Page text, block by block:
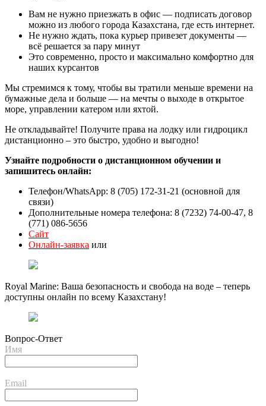
Вам не нужно приезжать в офис — подписать договор
можно из любого города Казахстана, где есть интернет.
Не нужно ждать, пока курьер привезет документы —
всё решается за пару минут
Это современно, просто и максимально комфортно для
наших курсантов
Мы стремимся к тому, чтобы вы тратили меньше времени на
бумажные дела и больше — на мечты о выходе в открытое
море, управлении катером или яхтой.
Не откладывайте! Получите права на лодку или гидроцикл
дистанционно – это быстро, удобно и выгодно!
Узнайте подробности о дистанционном обучении и
запишитесь онлайн:
Телефон/WhatsApp: 8 (705) 172-31-21 (основной для
связи)
Дополнительные номера телефона: 8 (7232) 74-00-47, 8
(771) 086-5656
Сайт
Онлайн-заявка или
Royal Marine: Ваша безопасность и свобода на воде – теперь
доступны онлайн по всему Казахстану!
Вопрос-Ответ
Имя
Email